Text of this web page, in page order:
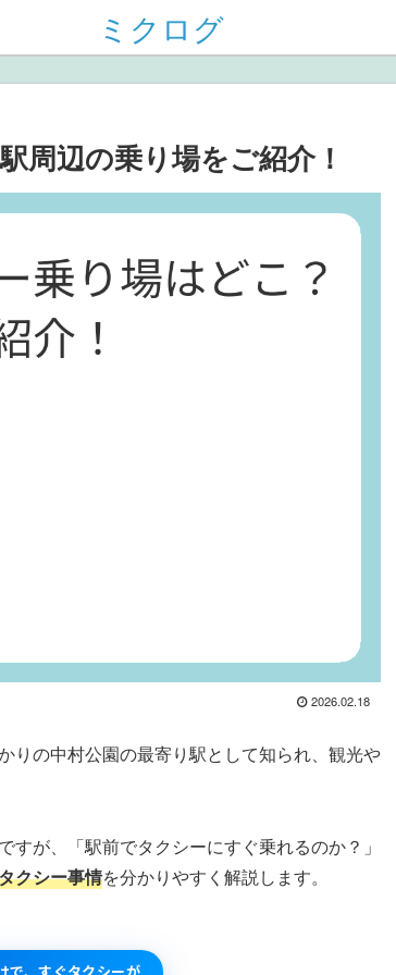
ミクログ
周辺の乗り場をご紹介！
2026.02.18
りの中村公園の最寄り駅として知られ、観光や
が、「駅前でタクシーにすぐ乗れるのか？」
クシー事情を分かりやすく解説します。